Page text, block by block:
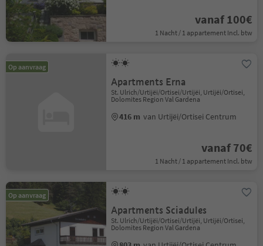
vanaf 100€
1 Nacht / 1 appartement Incl. btw
Op aanvraag
Apartments Erna
St. Ulrich/Urtijëi/Ortisei/Urtijëi, Urtijëi/Ortisei,
Dolomites Region Val Gardena
416 m van Urtijëi/Ortisei Centrum
vanaf 70€
1 Nacht / 1 appartement Incl. btw
Op aanvraag
Apartments Sciadules
St. Ulrich/Urtijëi/Ortisei/Urtijëi, Urtijëi/Ortisei,
Dolomites Region Val Gardena